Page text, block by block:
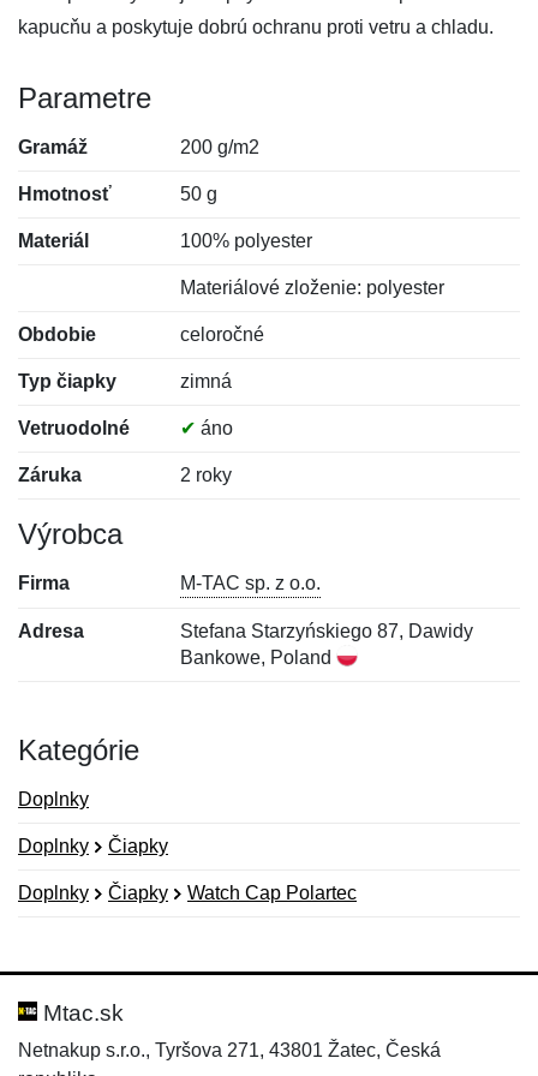
kapucňu a poskytuje dobrú ochranu proti vetru a chladu.
Parametre
Gramáž 200 g/m2
Hmotnosť 50 g
Materiál 100% polyester
Materiálové zloženie: polyester
Obdobie celoročné
Typ čiapky zimná
Vetruodolné ✔ áno
Záruka 2 roky
Výrobca
Firma M-TAC sp. z o.o.
Adresa
Stefana Starzyńskiego 87, Dawidy
Bankowe, Poland
Kategórie
Doplnky
Doplnky Čiapky
Doplnky Čiapky Watch Cap Polartec
Hodnotenie:
Meno:
Mtac.sk
Netnakup s.r.o., Tyršova 271, 43801 Žatec, Česká